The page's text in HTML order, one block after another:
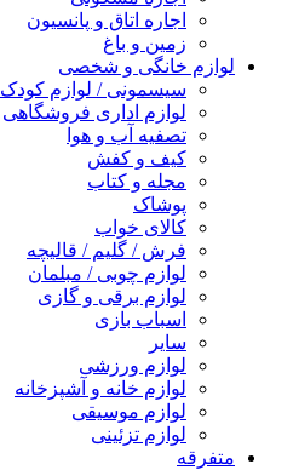
اجاره اتاق و پانسیون
زمین و باغ
لوازم خانگی و شخصی
سیسمونی / لوازم کودک
لوازم اداری فروشگاهی
تصفیه آب و هوا
کیف و کفش
مجله و کتاب
پوشاک
کالای خواب
فرش / گلیم / قالیچه
لوازم چوبی / مبلمان
لوازم برقی و گازی
اسباب بازی
سایر
لوازم ورزشی
لوازم خانه و آشپزخانه
لوازم موسیقی
لوازم تزئینی
متفرقه